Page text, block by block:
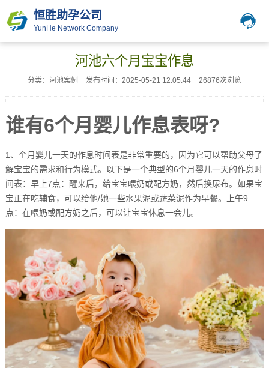
恒胜助孕公司
YunHe Network Company
河池六个月宝宝作息
分类：河池案例 发布时间：2025-05-21 12:05:44 26876次浏览
谁有6个月婴儿作息表呀?
1、个月婴儿一天的作息时间表是非常重要的，因为它可以帮助父母了
解宝宝的需求和行为模式。以下是一个典型的6个月婴儿一天的作息时
间表：早上7点：醒来后，给宝宝喂奶或配方奶，然后换尿布。如果宝
宝正在吃辅食，可以给他/她一些水果泥或蔬菜泥作为早餐。上午9
点：在喂奶或配方奶之后，可以让宝宝休息一会儿。